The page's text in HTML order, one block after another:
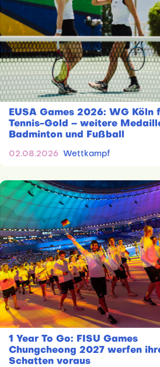
EUSA Games 2026: WG Köln
Tennis-Gold – weitere
Badminton und Fußball
02.08.2026 Wettkampf
1 Year To Go: FISU Games
Chungcheong 2027 werfen
Schatten voraus